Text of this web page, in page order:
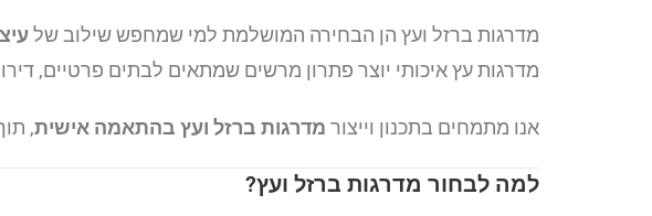
מדרגות ברזל ועץ הן הבחירה המושלמת למי שמחפש שילוב של
מדרגות עץ איכותי יוצר פתרון מרשים שמתאים לבתים פרטיים,
אנו מתמחים בתכנון וייצור מדרגות ברזל ועץ בהתאמה אישית,
למה לבחור מדרגות ברזל ועץ?